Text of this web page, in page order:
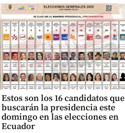
Estos son los 16 candidatos que
buscarán la presidencia este
domingo en las elecciones en
Ecuador